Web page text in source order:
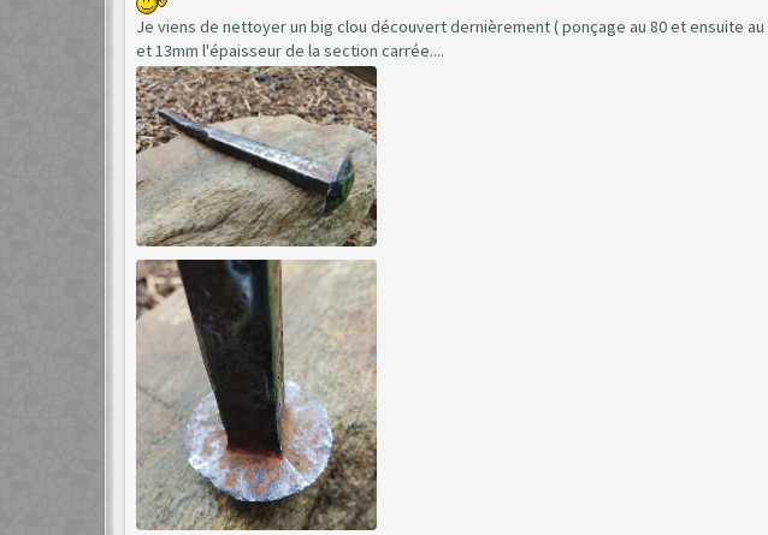
Je viens de nettoyer un big clou découvert dernièrement ( ponçage au 80 et ensuite au
et 13mm l'épaisseur de la section carrée....